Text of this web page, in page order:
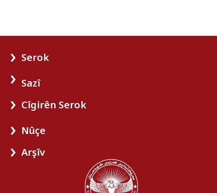
Serok
Sazî
Cîgirên Serok
Nûçe
Arşîv